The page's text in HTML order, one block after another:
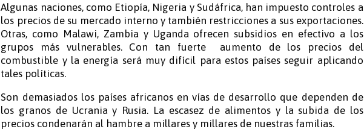
Algunas naciones, como Etiopía, Nigeria y Sudáfrica, han impuesto controles a
los precios de su mercado interno y también restricciones a sus exportaciones.
Otras, como Malawi, Zambia y Uganda ofrecen subsidios en efectivo a los
grupos más vulnerables. Con tan fuerte
aumento de los precios del
combustible y la energía será muy difícil para estos países seguir aplicando
tales políticas.
Son demasiados los países africanos en vías de desarrollo que dependen de
los granos de Ucrania y Rusia. La escasez de alimentos y la subida de los
precios condenarán al hambre a millares y millares de nuestras familias.